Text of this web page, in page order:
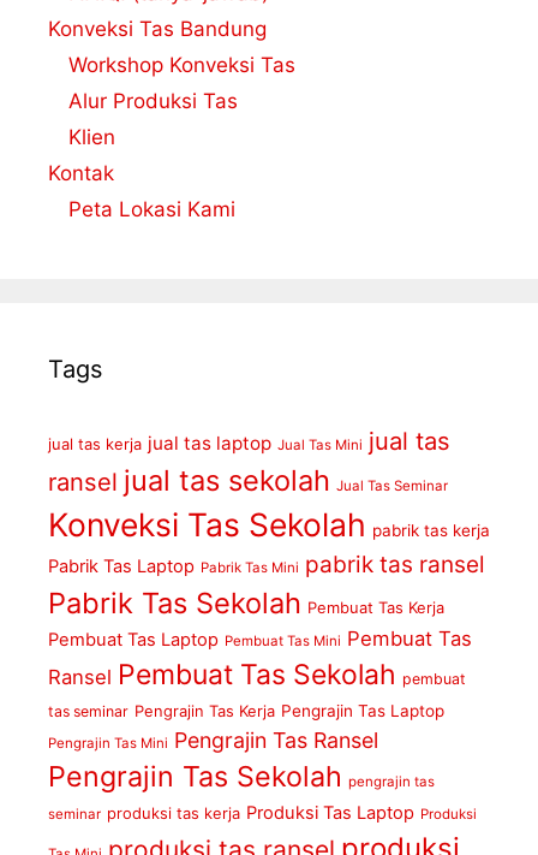
Konveksi Tas Bandung
Workshop Konveksi Tas
Alur Produksi Tas
Klien
Kontak
Peta Lokasi Kami
Tags
jual tas kerja jual tas laptop Jual Tas Mini jual tas
ransel jual tas sekolah Jual Tas Seminar
Konveksi Tas Sekolah pabrik tas kerja
Pabrik Tas Laptop Pabrik Tas Mini pabrik tas ransel
Pabrik Tas Sekolah Pembuat Tas Kerja
Pembuat Tas Laptop Pembuat Tas Mini Pembuat Tas
Ransel Pembuat Tas Sekolah pembuat
tas seminar Pengrajin Tas Kerja Pengrajin Tas Laptop
Pengrajin Tas Mini Pengrajin Tas Ransel
Pengrajin Tas Sekolah pengrajin tas
seminar produksi tas kerja Produksi Tas Laptop Produksi